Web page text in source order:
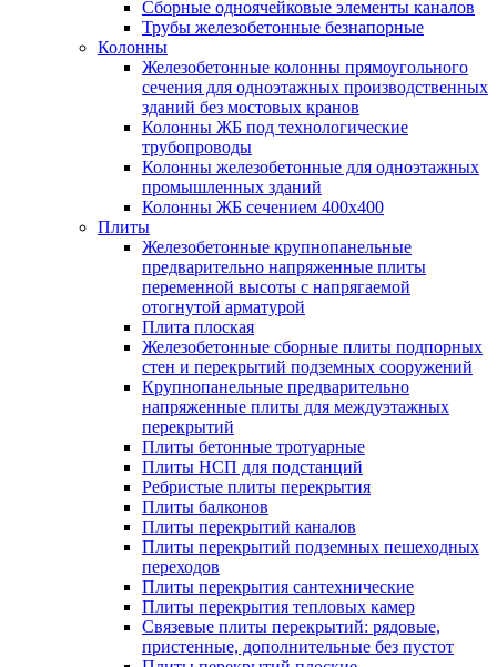
Сборные одноячейковые элементы каналов
Трубы железобетонные безнапорные
Колонны
Железобетонные колонны прямоугольного
сечения для одноэтажных производственных
зданий без мостовых кранов
Колонны ЖБ под технологические
трубопроводы
Колонны железобетонные для одноэтажных
промышленных зданий
Колонны ЖБ сечением 400х400
Плиты
Железобетонные крупнопанельные
предварительно напряженные плиты
переменной высоты с напрягаемой
отогнутой арматурой
Плита плоская
Железобетонные сборные плиты подпорных
стен и перекрытий подземных сооружений
Крупнопанельные предварительно
напряженные плиты для междуэтажных
перекрытий
Плиты бетонные тротуарные
Плиты НСП для подстанций
Ребристые плиты перекрытия
Плиты балконов
Плиты перекрытий каналов
Плиты перекрытий подземных пешеходных
переходов
Плиты перекрытия сантехнические
Плиты перекрытия тепловых камер
Связевые плиты перекрытий: рядовые,
пристенные, дополнительные без пустот